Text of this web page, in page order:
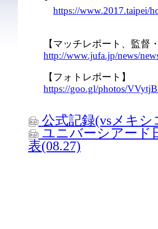
https://www.2017.taipei/
【マッチレポート、監督
http://www.jufa.jp/news/
【フォトレポート】
https://goo.gl/photos/
公式記録(vsメキシ
ユニバーシアード
表(08.27)